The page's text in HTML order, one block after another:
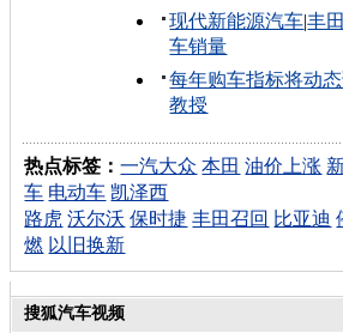
现代新能源汽车|丰
车销量
每年购车指标将动
教授
热点标签：一汽大众 本田 油价上涨
车 电动车 凯泽西
路虎 沃尔沃 保时捷 丰田召回 比亚迪
燃 以旧换新
搜狐汽车视频